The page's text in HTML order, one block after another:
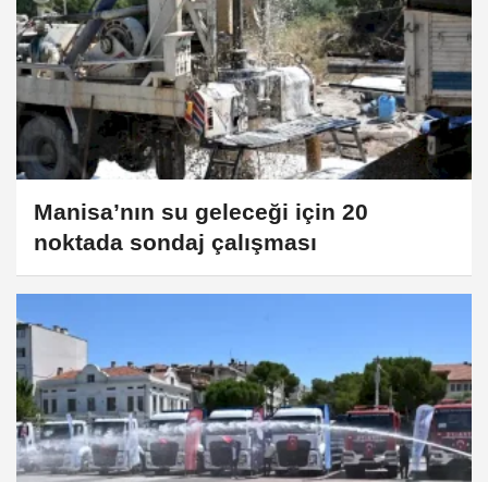
Manisa’nın su geleceği için 20
noktada sondaj çalışması